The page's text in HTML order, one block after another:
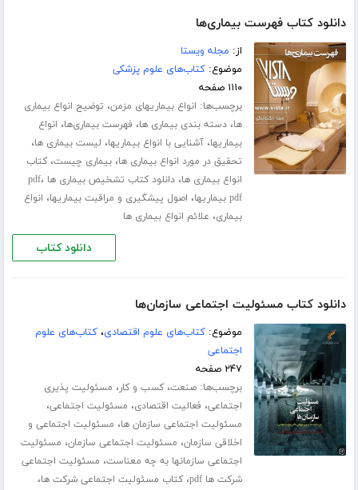
دانلود کتاب فهرست بیماری‌ها
از: مجله ویستا
موضوع:کتاب‌های علوم پزشکی
۱۱۱۰ صفحه
برچسب‌ها: انواع بیماریهای مزمن، توضیح انواع بیماری
ها،دسته بندی بیماری ها، فهرست بیماری‌ها، انواع
بیماریها،آشنایی با انواع بیماریها، لیست بیماری ها،
تحقیق در مورد انواع بیماری ها،بیماری چیست،کتاب
انواع بیماری ها،دانلود کتاب تشخیص بیماری ها pdf ،
pdf بیماریها ، اصول پیشگیری و مراقبت بیماریها، انواع
بیماری، علائم انواع بیماری ها
دانلود کتاب
دانلود کتاب مسئولیت اجتماعی سازمان‌ها
موضوع:کتاب‌های علوم اقتصادی،کتاب‌های علوم
اجتماعی
۲۴۷ صفحه
برچسب‌ها:صنعت،کسب و کار، مسئولیت پذیری
اجتماعی، فعالیت اقتصادی، مسئولیت اجتماعی،
مسئولیت اجتماعی سازمان ها، مسئولیت اجتماعی و
اخلاقی سازمان، مسئولیت اجتماعی سازمان، مسئولیت
اجتماعی سازمانها به چه معناست، مسئولیت اجتماعی
شرکت ها pdf
،کتاب مسئولیت اجتماعی شرکت ها،